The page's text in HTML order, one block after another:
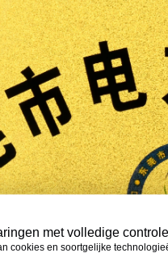
met volledige
cookies en soortgelijke